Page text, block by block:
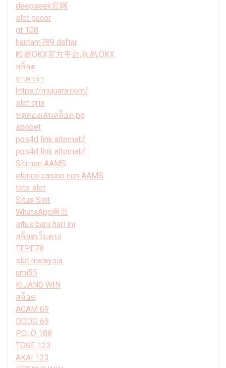
deepseek官网
slot gacor
gt 108
hantam789 daftar
欧易OKX官方平台,欧易,OKX
สล็อต
บาคาร่า
https://mujuara.com/
slot qris
ทดลองเล่นสล็อต pg
sbobet
pos4d link alternatif
pos4d link alternatif
Siti non AAMS
elenco casino non AAMS
toto slot
Situs Slot
WhatsApp网页
situs baru hari ini
สล็อตเว็บตรง
TEPE78
slot malaysia
umi55
KIJANG WIN
สล็อต
AGAM 69
DODO 69
POLO 188
TOGE 123
AKAI 123